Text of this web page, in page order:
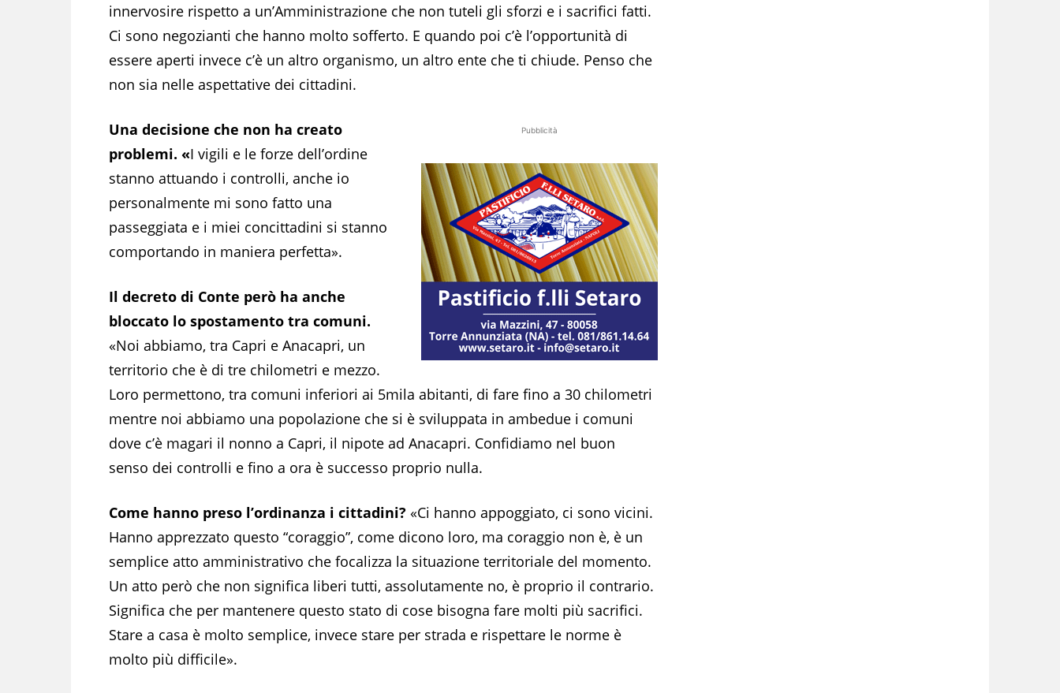
innervosire rispetto a un’Amministrazione che non tuteli gli sforzi e i sacrifici fatti.
Ci sono negozianti che hanno molto sofferto. E quando poi c’è l’opportunità di
essere aperti invece c’è un altro organismo, un altro ente che ti chiude. Penso che
non sia nelle aspettative dei cittadini.
Pubblicità
Una decisione che non ha creato
problemi. «I vigili e le forze dell’ordine
stanno attuando i controlli, anche io
personalmente mi sono fatto una
passeggiata e i miei concittadini si stanno
comportando in maniera perfetta».
Il decreto di Conte però ha anche
bloccato lo spostamento tra comuni.
«Noi abbiamo, tra Capri e Anacapri, un
territorio che è di tre chilometri e mezzo.
Loro permettono, tra comuni inferiori ai 5mila abitanti, di fare fino a 30 chilometri
mentre noi abbiamo una popolazione che si è sviluppata in ambedue i comuni
dove c’è magari il nonno a Capri, il nipote ad Anacapri. Confidiamo nel buon
senso dei controlli e fino a ora è successo proprio nulla.
Come hanno preso l’ordinanza i cittadini? «Ci hanno appoggiato, ci sono vicini.
Hanno apprezzato questo “coraggio”, come dicono loro, ma coraggio non è, è un
semplice atto amministrativo che focalizza la situazione territoriale del momento.
Un atto però che non significa liberi tutti, assolutamente no, è proprio il contrario.
Significa che per mantenere questo stato di cose bisogna fare molti più sacrifici.
Stare a casa è molto semplice, invece stare per strada e rispettare le norme è
molto più difficile».